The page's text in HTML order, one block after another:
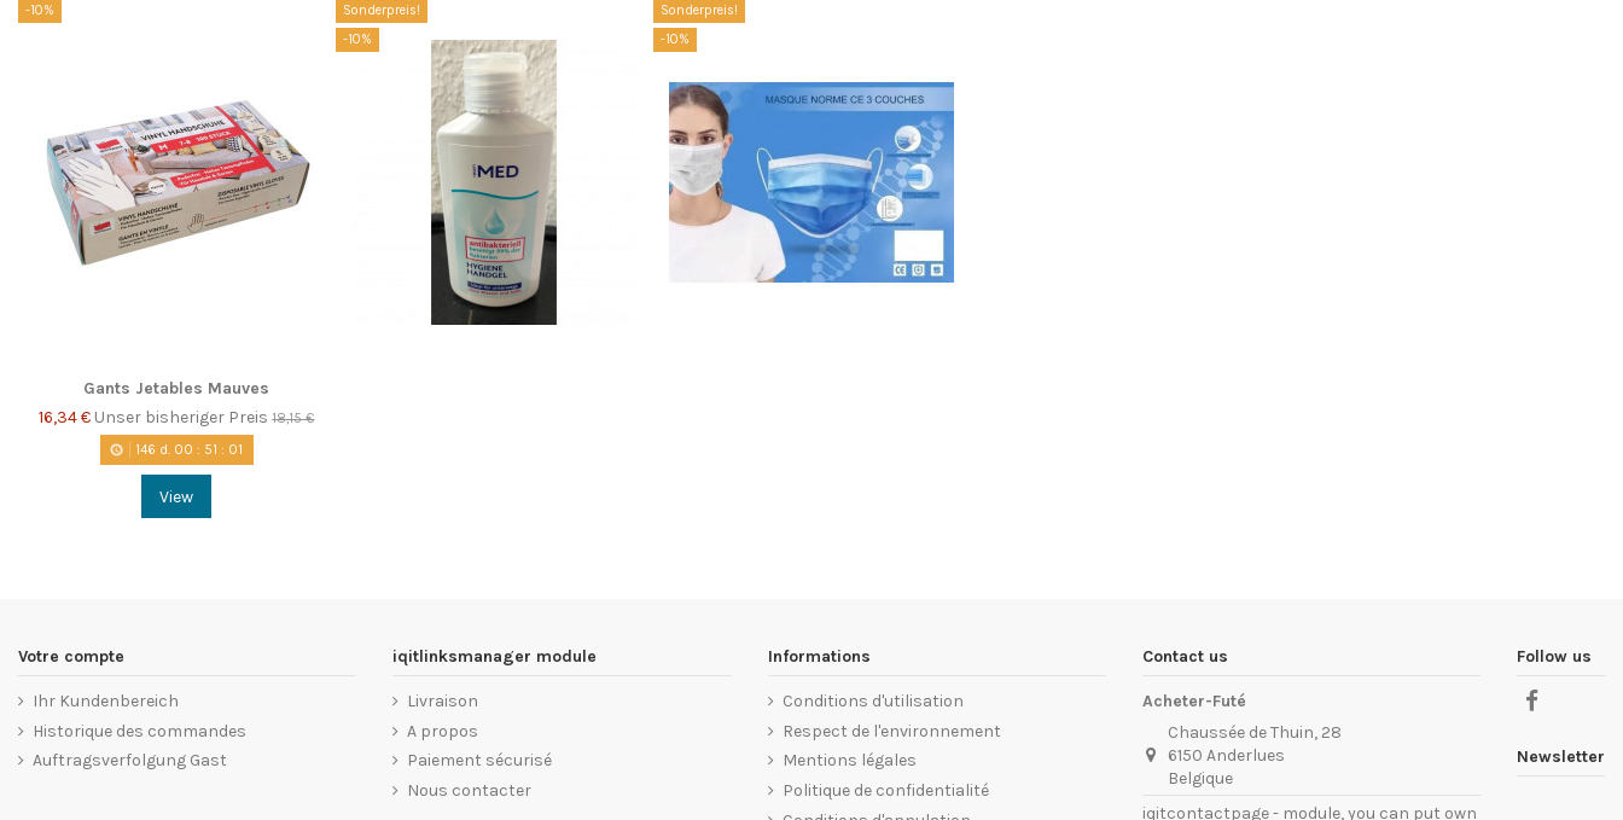
-10%
Gants Jetables Mauves
16,34 € Unser bisheriger Preis18,15 €
146 d. 00 : 51 : 01
View
Sonderpreis!
-10%
Sonderpreis!
-10%
Votre compte
Ihr Kundenbereich
Historique des commandes
Auftragsverfolgung Gast
iqitlinksmanager module
Livraison
A propos
Paiement sécurisé
Nous contacter
Informations
Conditions d'utilisation
Respect de l'environnement
Mentions légales
Politique de confidentialité
Contact us
Acheter-Futé
Chaussée de Thuin, 28
6150 Anderlues
Belgique
iqitcontactpage - module, you can put own
Follow us
Newsletter